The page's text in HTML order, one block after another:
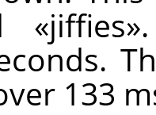
«jiffies»
133